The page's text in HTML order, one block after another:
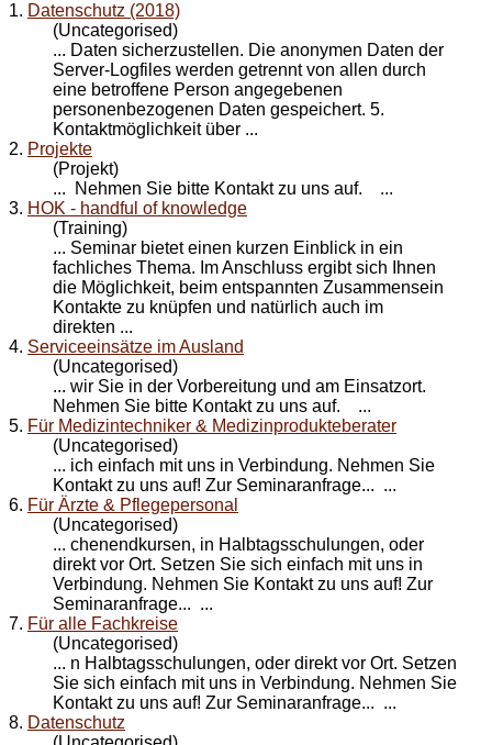
1. Datenschutz (2018)
(Uncategorised)
... Daten sicherzustellen. Die anonymen Daten der
Server-Logfiles werden getrennt von allen durch
eine betroffene Person angegebenen
personenbezogenen Daten gespeichert. 5.
Kontaktmöglichkeit über ...
2. Projekte
(Projekt)
... Nehmen Sie bitte Kontaktzu uns auf. ...
3. HOK - handful of knowledge
(Training)
... Seminar bietet einen kurzen Einblick in ein
fachliches Thema. Im Anschluss ergibt sich Ihnen
die Möglichkeit, beim entspannten Zusammensein
Kontakte zu knüpfen und natürlich auch im
direkten ...
4. Serviceeinsätze im Ausland
(Uncategorised)
... wir Sie in der Vorbereitung und am Einsatzort.
Nehmen Sie bitte Kontaktzu uns auf. ...
5. Für Medizintechniker & Medizinprodukteberater
(Uncategorised)
... ich einfach mit uns in Verbindung. Nehmen Sie
Kontaktzu uns auf! Zur Seminaranfrage... ...
6. Für Ärzte & Pflegepersonal
(Uncategorised)
... chenendkursen, in Halbtagsschulungen, oder
direkt vor Ort. Setzen Sie sich einfach mit uns in
Verbindung. Nehmen Sie Kontaktzu uns auf! Zur
Seminaranfrage... ...
7. Für alle Fachkreise
(Uncategorised)
... n Halbtagsschulungen, oder direkt vor Ort. Setzen
Sie sich einfach mit uns in Verbindung. Nehmen Sie
Kontaktzu uns auf! Zur Seminaranfrage... ...
8. Datenschutz